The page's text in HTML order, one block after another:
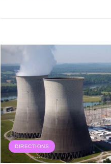
DIRECTIONS